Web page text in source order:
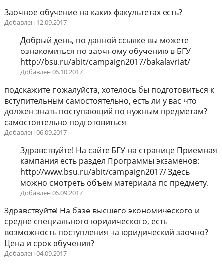
Заочное обучение на каких факультетах есть?
Добавлен 12.09.2017
Добрый день, по данной ссылке вы можете
ознакомиться по заочному обучению в БГУ
http://bsu.ru/abit/campaign2017/bakalavriat/
Добавлен 06.10.2017
подскажите пожалуйста, хотелось бы подготовиться к
вступительным самостоятельно, есть ли у вас что
должен знать поступающий по нужным предметам?
самостоятельно подготовиться
Добавлен 06.09.2017
Здравствуйте! На сайте БГУ на странице Приемная
кампания есть раздел Программы экзаменов:
http://www.bsu.ru/abit/campaign2017/ Здесь
можно смотреть объем материала по предмету.
Добавлен 06.09.2017
Здравствуйте! На базе высшего экономического и
средне специального юридического, есть
возможность поступления на юридический заочно?
Цена и срок обучения?
Добавлен 04.09.2017